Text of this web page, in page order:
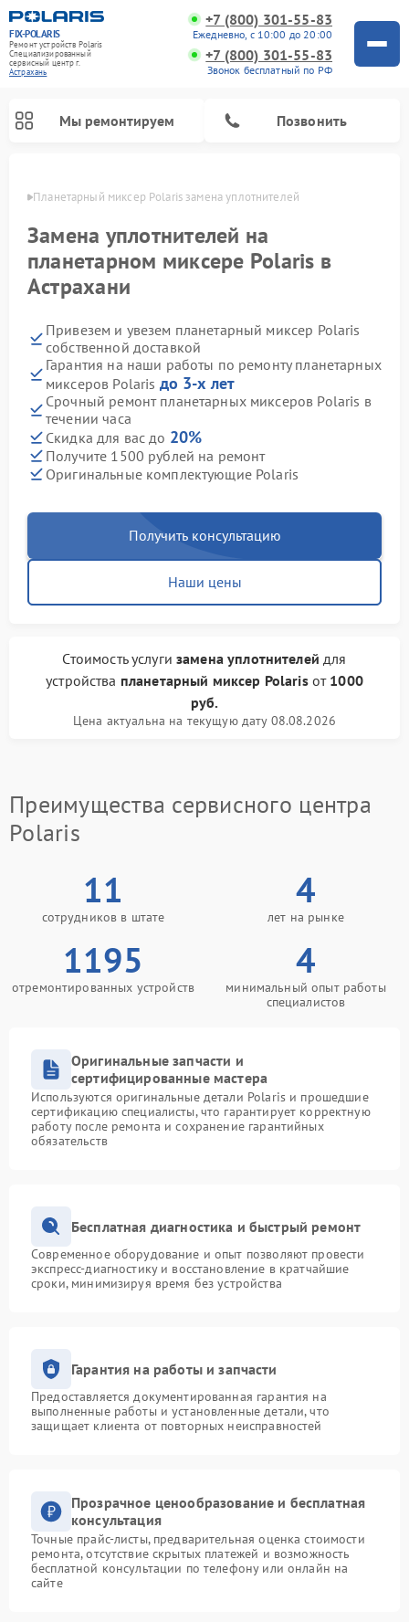
FIX-POLARIS
Ремонт устройств Polaris
Специализированный
cервисный центр г.
Астрахань
+7 (800) 301-55-83
Ежедневно, с 10:00 до 20:00
+7 (800) 301-55-83
Звонок бесплатный по РФ
Мы ремонтируем Позвонить
Планетарный миксер Polaris замена уплотнителей
Замена уплотнителей на
планетарном миксере Polaris в
Астрахани
Привезем и увезем планетарный миксер Polaris
собственной доставкой
Гарантия на наши работы по ремонту планетарных
миксеров Polaris до 3-х лет
Срочный ремонт планетарных миксеров Polaris в
течении часа
Скидка для вас до 20%
Получите 1500 рублей на ремонт
Оригинальные комплектующие Polaris
Получить консультацию
Наши цены
Стоимость услугизамена уплотнителей для
устройства планетарный миксер Polarisот 1000
руб.
Цена актуальна на текущую дату 08.08.2026
Преимущества сервисного центра
Polaris
11
сотрудников в штате
4
лет на рынке
1195
отремонтированных устройств
4
минимальный опыт работы
специалистов
Оригинальные запчасти и
сертифицированные мастера
Используются оригинальные детали Polaris и прошедшие
сертификацию специалисты, что гарантирует корректную
работу после ремонта и сохранение гарантийных
обязательств
Бесплатная диагностика и быстрый ремонт
Современное оборудование и опыт позволяют провести
экспресс-диагностику и восстановление в кратчайшие
сроки, минимизируя время без устройства
Гарантия на работы и запчасти
Предоставляется документированная гарантия на
выполненные работы и установленные детали, что
защищает клиента от повторных неисправностей
Прозрачное ценообразование и бесплатная
консультация
Точные прайс-листы, предварительная оценка стоимости
ремонта, отсутствие скрытых платежей и возможность
бесплатной консультации по телефону или онлайн на
сайте